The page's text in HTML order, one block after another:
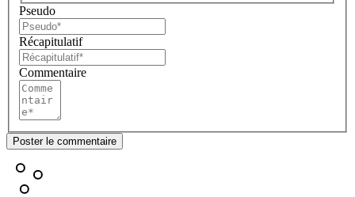
Pseudo
Récapitulatif
Commentaire
Poster le commentaire